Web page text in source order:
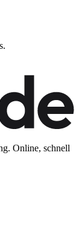
Online, schnell